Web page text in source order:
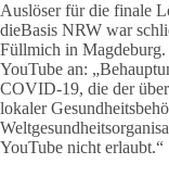
Auslöser für die finale
dieBasis NRW war
Füllmich in
YouTube an:
COVID-19, die der
lokaler
YouTube nicht erlaubt.“